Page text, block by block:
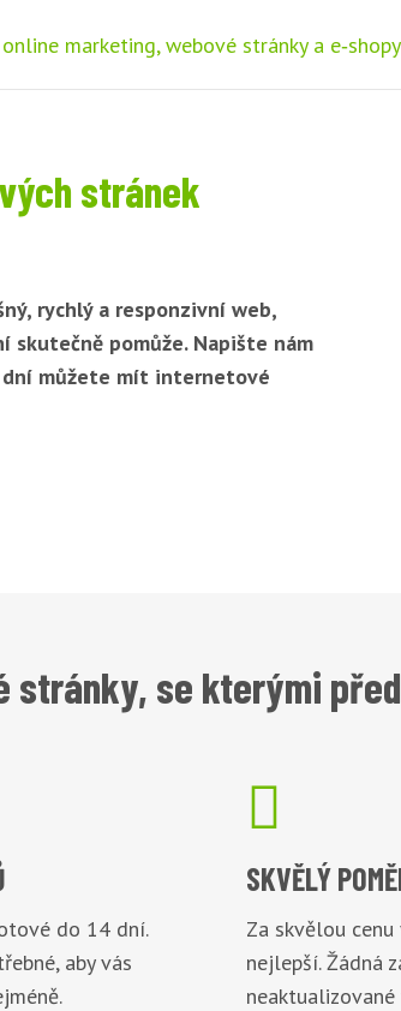
stránek
rychlý a responzivní web,
skutečně pomůže. Napište nám
můžete mít internetové
stránky, se kterými
do 14 dní.
aby vás

SKVĚLÝ
Za skvělou
nejlepší. Žádná
neaktualizované